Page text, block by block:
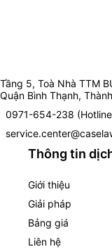
Tầng 5, Toà Nhà TTM
Quận Bình Thạnh,
0971-654-238
Thông tin
Giới thiệu
Giải pháp
Bảng giá
Liên hệ